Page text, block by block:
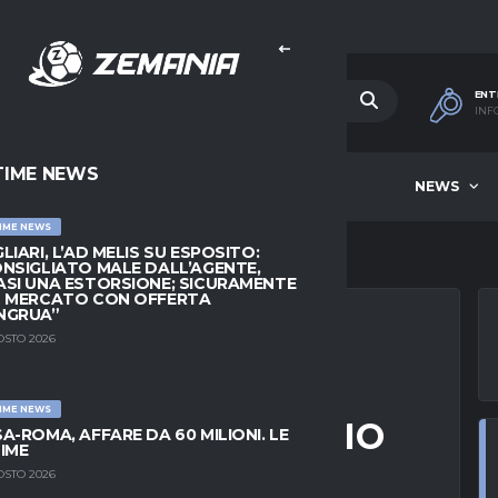
NEWS
NEWS
NEWS
L’AD MELIS SU ESPOSITO:
MALE DALL’AGENTE,
UNA ESTORSIONE; SICURAMENTE
MERCATO CON OFFERTA
2026
NEWS
ROMA, AFFARE DA 60 MILIONI. LE
2026
“RINGRAZIO
FINITA, VOGLIAMO